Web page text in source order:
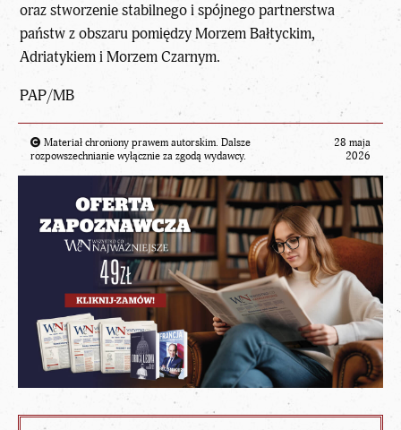
oraz stworzenie stabilnego i spójnego partnerstwa
państw z obszaru pomiędzy Morzem Bałtyckim,
Adriatykiem i Morzem Czarnym.
PAP/MB
Materiał chroniony prawem autorskim. Dalsze
rozpowszechnianie wyłącznie za zgodą wydawcy.
28 maja
2026